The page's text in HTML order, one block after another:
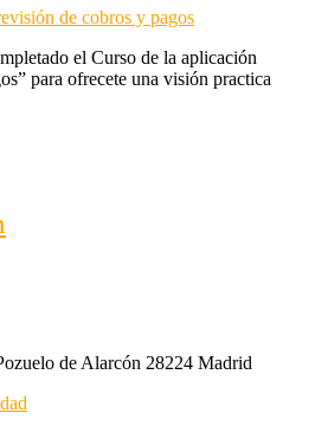
de cobros y pagos
el Curso de la aplicación
para ofrecete una visión practica
de Alarcón 28224 Madrid